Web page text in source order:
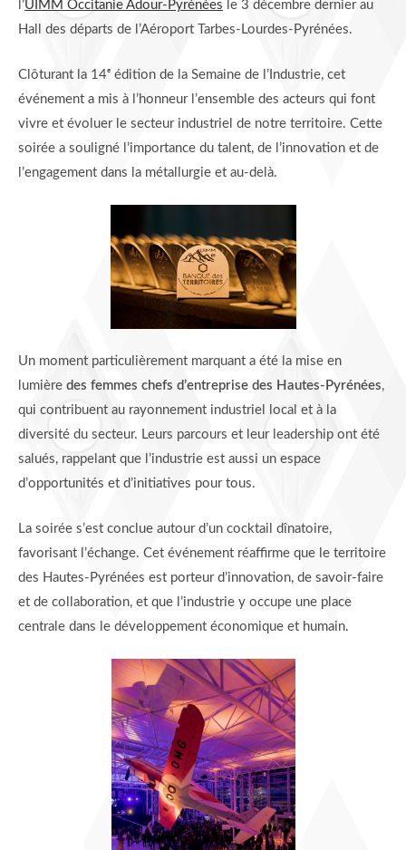
l’UIMM Occitanie Adour-Pyrénées le 3 décembre dernier au
Hall des départs de l’Aéroport Tarbes-Lourdes-Pyrénées.
Clôturant la 14ᵉ édition de la Semaine de l’Industrie, cet
événement a mis à l’honneur l’ensemble des acteurs qui font
vivre et évoluer le secteur industriel de notre territoire. Cette
soirée a souligné l’importance du talent, de l’innovation et de
l’engagement dans la métallurgie et au-delà.
Un moment particulièrement marquant a été la mise en
lumière des femmes chefs d’entreprise des Hautes-Pyrénées,
qui contribuent au rayonnement industriel local et à la
diversité du secteur. Leurs parcours et leur leadership ont été
salués, rappelant que l’industrie est aussi un espace
d’opportunités et d’initiatives pour tous.
La soirée s’est conclue autour d’un cocktail dînatoire,
favorisant l’échange. Cet événement réaffirme que le territoire
des Hautes-Pyrénées est porteur d’innovation, de savoir-faire
et de collaboration, et que l’industrie y occupe une place
centrale dans le développement économique et humain.